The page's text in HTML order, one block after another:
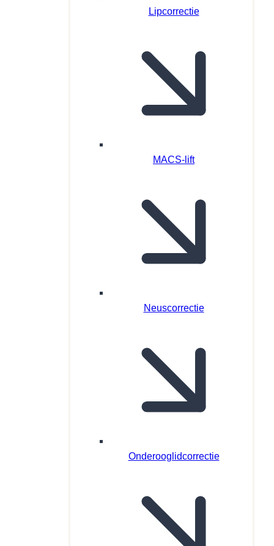
Lipcorrectie
MACS-lift
Neuscorrectie
Onderooglidcorrectie